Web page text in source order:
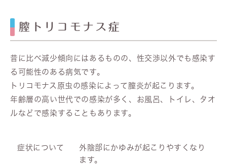
膣トリコモナス症
昔に比べ減少傾向にはあるものの、性交渉以外でも感染す
る可能性のある病気です。
トリコモナス原虫の感染によって膣炎が起こります。
年齢層の高い世代での感染が多く、お風呂、トイレ、タオ
ルなどで感染することもあります。
症状について
外陰部にかゆみが起こりやすくなり
ます。